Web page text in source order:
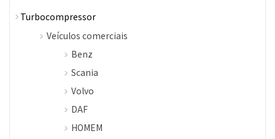
Turbocompressor
Veículos comerciais
Benz
Scania
Volvo
DAF
HOMEM